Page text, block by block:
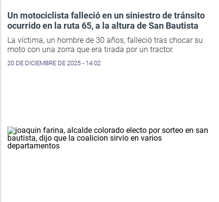
Un motociclista falleció en un siniestro de tránsito
ocurrido en la ruta 65, a la altura de San Bautista
La víctima, un hombre de 30 años, falleció tras chocar su
moto con una zorra que era tirada por un tractor.
20 DE DICIEMBRE DE 2025 - 14:02